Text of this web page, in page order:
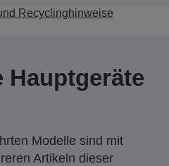
Recyclinghinweise
Hauptgeräte
Modelle sind mit
Artikeln dieser